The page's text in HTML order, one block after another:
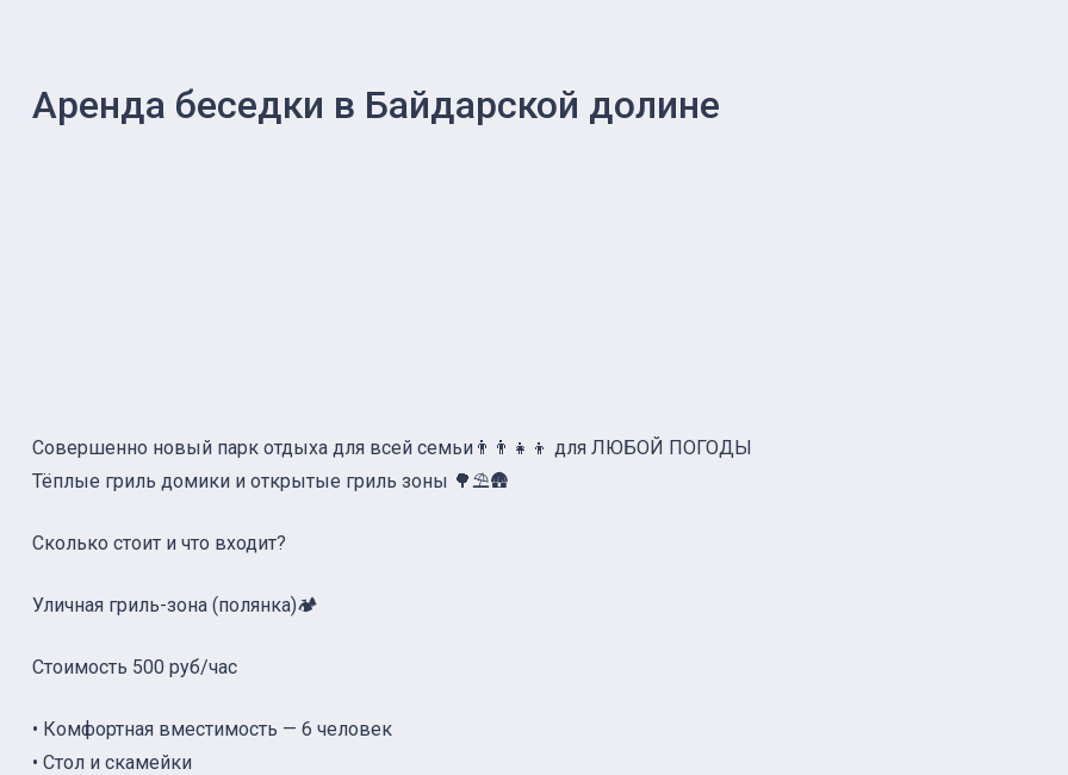
Аренда беседки в Байдарской долине
Совершенно новый парк отдыха для всей семьи👨‍👨‍👧‍👦 для ЛЮБОЙ ПОГОДЫ
Тёплые гриль домики и открытые гриль зоны 🌳⛱🛖
Сколько стоит и что входит?
Уличная гриль-зона (полянка)🏕
Стоимость 500 руб/час
• Комфортная вместимость — 6 человек
• Стол и скамейки